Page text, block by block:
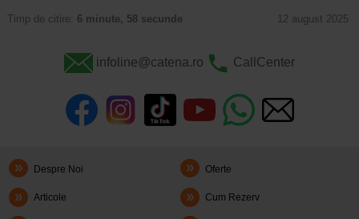
Timp de citire: 6 minute, 58 secunde 12 august 2025
infoline@catena.ro CallCenter
Despre Noi Oferte
Articole Cum Rezerv